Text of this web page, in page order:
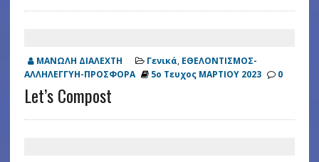
ΜΑΝΩΛΗ ΔΙΑΛΕΧΤΗ Γενικά, ΕΘΕΛΟΝΤΙΣΜΟΣ-
ΑΛΛΗΛΕΓΓΥΗ-ΠΡΟΣΦΟΡΑ
5ο Τευχος ΜΑΡΤΙΟΥ 2023 0
Let’s Compost